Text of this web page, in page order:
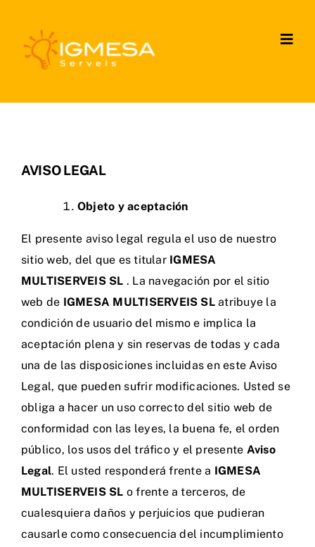
contenido
Servicios
Contacto
AVISO LEGAL
Objeto y aceptación
El presente aviso legal regula el uso de nuestro
sitio web, del que es titular IGMESA
MULTISERVEIS SL . La navegación por el sitio
web de IGMESA MULTISERVEIS SLatribuye la
condición de usuario del mismo e implica la
aceptación plena y sin reservas de todas y cada
una de las disposiciones incluidas en este Aviso
Legal, que pueden sufrir modificaciones. Usted se
obliga a hacer un uso correcto del sitio web de
conformidad con las leyes, la buena fe, el orden
público, los usos del tráfico y el presente Aviso
Legal. El usted responderá frente a IGMESA
MULTISERVEIS SL o frente a terceros, de
cualesquiera daños y perjuicios que pudieran
causarle como consecuencia del incumplimiento